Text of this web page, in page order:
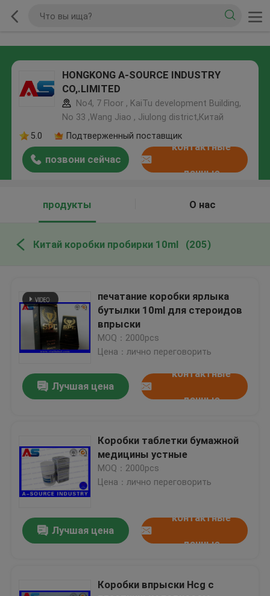
HONGKONG A-SOURCE INDUSTRY
CO,.LIMITED
No4, 7 Floor , KaiTu development Building,
No 33 ,Wang Jiao , Jiulong district,Китай
5.0
Подтверженный поставщик
позвони сейчас
контактные
данные
продукты О нас
Китай коробки пробирки 10ml (205)
печатание коробки ярлыка
бутылки 10ml для стероидов
впрыски
MOQ：2000pcs
Цена：лично переговорить
Лучшая цена
контактные
данные
Коробки таблетки бумажной
медицины устные
MOQ：2000pcs
Цена：лично переговорить
Лучшая цена
контактные
данные
Коробки впрыски Hcg с